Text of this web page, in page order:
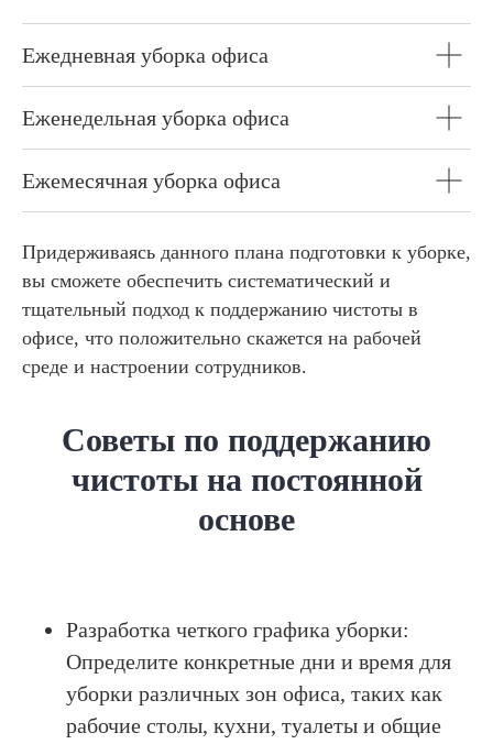
Ежедневная уборка офиса
Еженедельная уборка офиса
Ежемесячная уборка офиса
Придерживаясь данного плана подготовки к уборке,
вы сможете обеспечить систематический и
тщательный подход к поддержанию чистоты в
офисе, что положительно скажется на рабочей
среде и настроении сотрудников.
Советы по поддержанию
чистоты на постоянной
основе
Разработка четкого графика уборки:
Определите конкретные дни и время для
уборки различных зон офиса, таких как
рабочие столы, кухни, туалеты и общие